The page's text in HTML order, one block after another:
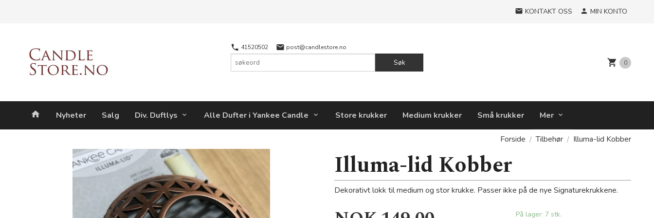
KONTAKT OSS MIN KONTO
41520502 post@candlestore.no
Søk 0
Produkter
Nyheter Salg Div. Duftlys Alle Dufter i Yankee Candle Store krukker Medium krukker Små krukker Mer
Forside Tilbehør Illuma-lid Kobber
Illuma-lid Kobber
Dekorativt lokk til medium og stor krukke. Passer ikke på de nye Signaturekrukkene.
På lager: 7 stk.